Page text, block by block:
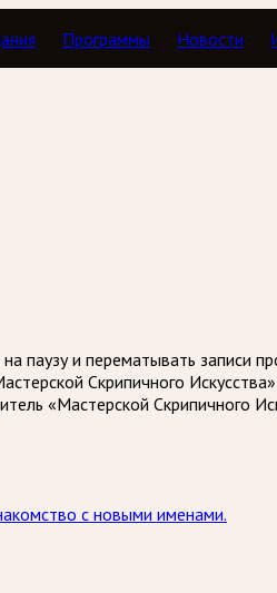
Программы Новости
В пределах классики
на паузу и перематывать записи
Скрипичного
«Мастерской Скрипичного
с новыми именами.